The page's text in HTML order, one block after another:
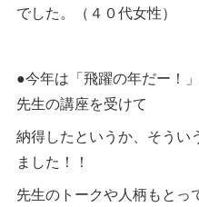
でした。（４０代女性）
●今年は「飛躍の年だー！
先生の講座を受けて
納得したというか、そうい
ました！！
先生のトークや人柄もとっ